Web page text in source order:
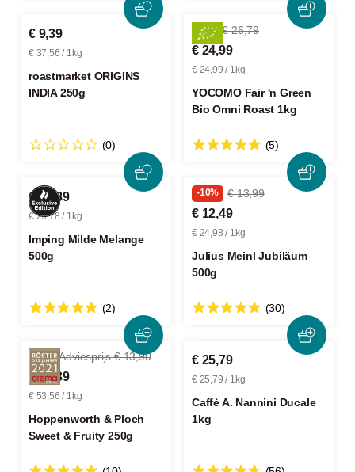
€ 9,39
€ 37,56 / 1kg
roastmarket ORIGINS
INDIA 250g
(0)
-6% € 26,79
€ 24,99
€ 24,99 / 1kg
YOCOMO Fair 'n Green
Bio Omni Roast 1kg
(5)
€ 14,89
€ 29,78 / 1kg
Imping Milde Melange
500g
(2)
-10% € 13,99
€ 12,49
€ 24,98 / 1kg
Julius Meinl Jubiläum
500g
(30)
-3% Adviesprijs € 13,90
€ 13,39
€ 53,56 / 1kg
Hoppenworth & Ploch
Sweet & Fruity 250g
€ 25,79
€ 25,79 / 1kg
Caffè A. Nannini Ducale
1kg